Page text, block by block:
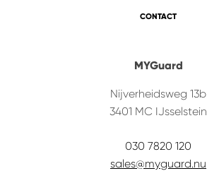
CONTACT
MYGuard
Nijverheidsweg 13b
3401 MC IJsselstein
030 7820 120
sales@myguard.nu